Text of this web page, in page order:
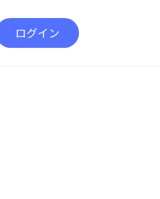
ログイン